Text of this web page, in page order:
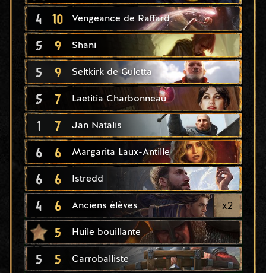
4 10 Vengeance de Raffard
5 9 Shani
5 9 Seltkirk de Guletta
5 7 Laetitia Charbonneau
1 7 Jan Natalis
6 6 Margarita Laux-Antille
6 6 Istredd
4 6 Anciens élèves x2
5 Huile bouillante
5 5 Carroballiste